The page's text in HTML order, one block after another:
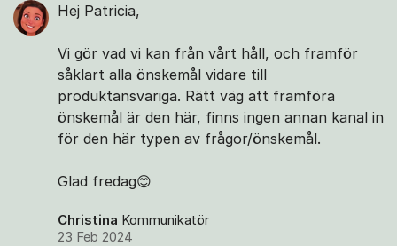
Hej Patricia,
Vi gör vad vi kan från vårt håll, och framför
såklart alla önskemål vidare till
produktansvariga. Rätt väg att framföra
önskemål är den här, finns ingen annan kanal in
för den här typen av frågor/önskemål.
Glad fredag😊
Christina Kommunikatör
23 Feb 2024